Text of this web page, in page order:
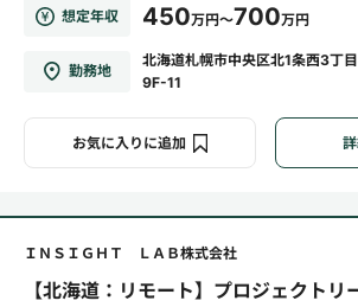
想定年収 450万円～700万円
勤務地
北海道札幌市中央区北1条西3丁
9F-11
お気に入りに追加
ＩＮＳＩＧＨＴ ＬＡＢ株式会社
【北海道：リモート】プロジェクトリ